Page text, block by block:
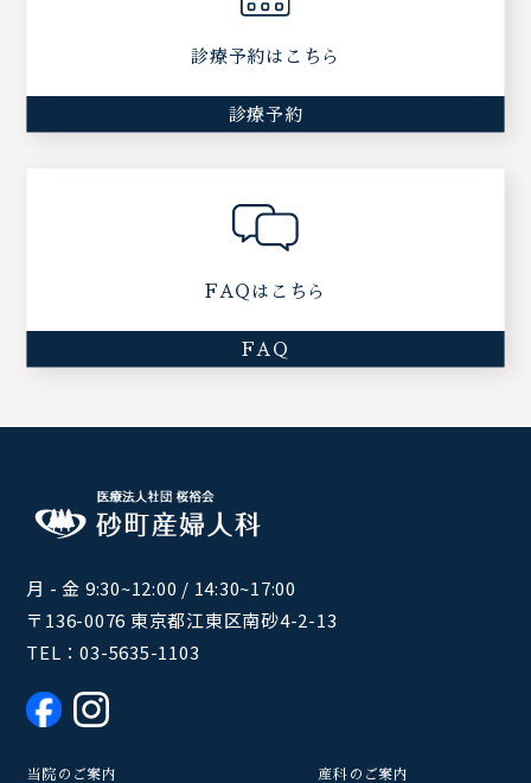
診療予約はこちら
診療予約
FAQはこちら
FAQ
月 - 金 9:30~12:00 / 14:30~17:00
〒136-0076 東京都江東区南砂4-2-13
TEL：03-5635-1103
当院のご案内
産科のご案内